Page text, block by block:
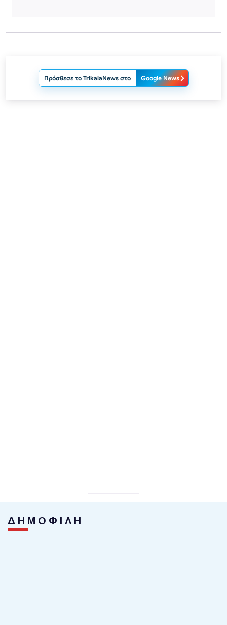
Πρόσθεσε το TrikalaNews στο Google News
ΔΗΜΟΦΙΛΗ